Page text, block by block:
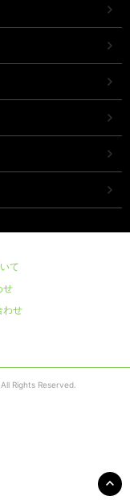
て
せ
わせ
Rights Reserved.